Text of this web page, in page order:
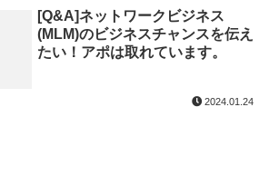
[Q&A]ネットワークビジネス
(MLM)のビジネスチャンスを伝え
たい！アポは取れています。
2024.01.24